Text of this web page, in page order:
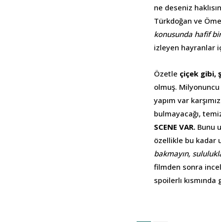
ne deseniz
Türkdoğan ve
konusunda hafif
izleyen hayranlar
Özetle çiçek gibi,
olmuş.
yapım var
bulmayacağı,
SCENE VAR. Bunu
özellikle bu kadar
bakmayın,
filmden sonra
spoilerlı